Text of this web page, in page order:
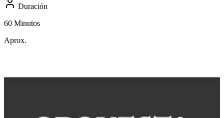
Duración
60 Minutos
Aprox.